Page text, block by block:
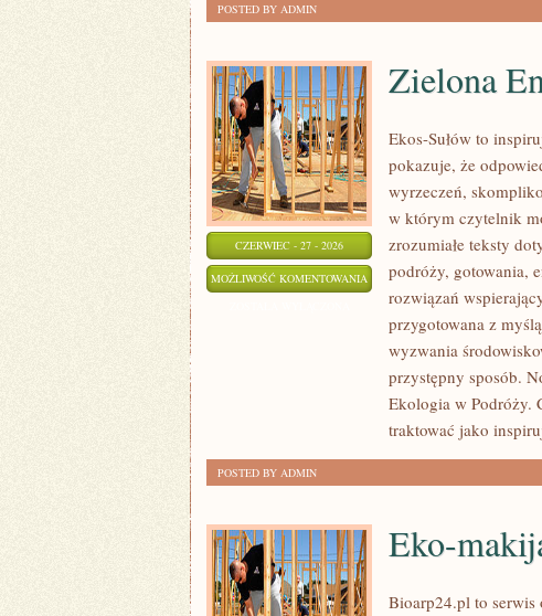
POSTED BY ADMIN
CZERWIEC - 27 - 2026
MOŻLIWOŚĆ KOMENTOWANIA ZIELONA
ENERGIA
Zielona
Ekos-Sułów to
pokazuje, że
wyrzeczeń,
w którym czytelnik
zrozumiałe teksty
podróży, gotowania,
rozwiązań
przygotowana z
wyzwania
przystępny sposób.
Ekologia w Podróży.
traktować jako
POSTED BY ADMIN
Eko-
Bioarp24.pl to serwis